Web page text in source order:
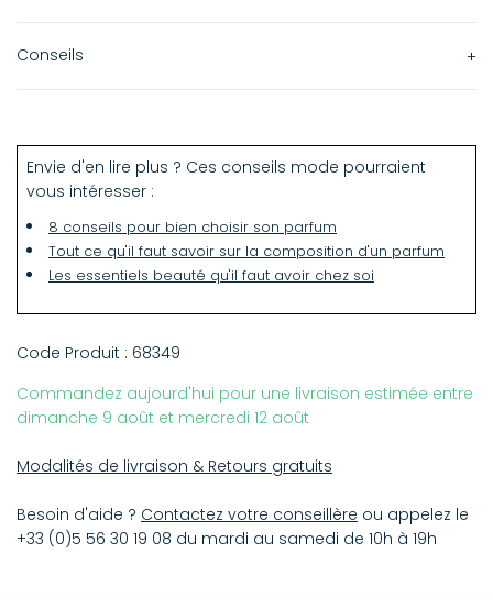
Conseils
Juliette Has a Gun à leur collection. Présenté dans un
flacon métallisé fermé par un bouchon en cuivre élégant,
Notes de tête :
Essence de Gingembre
Pomme
Ambre extrême
Iso E Super
Notes de Fond :
Ambroxan, Ambretolide, Norlimbanol
Envie d'en lire plus ? Ces conseils mode pourraient
vous intéresser :
8 conseils pour bien choisir son parfum
Tout ce qu'il faut savoir sur la composition d'un parfum
Les essentiels beauté qu'il faut avoir chez soi
Code Produit : 68349
Commandez aujourd'hui pour une livraison estimée entre
dimanche 9 août et mercredi 12 août
Modalités de livraison & Retours gratuits
Besoin d'aide ? Contactez votre conseillère ou appelez le
+33 (0)5 56 30 19 08 du mardi au samedi de 10h à 19h